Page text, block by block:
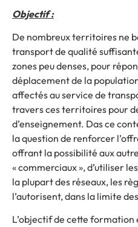
Objectif :
De nombreux territoires ne
transport de qualité
zones peu denses, pour
déplacement de la
affectés au service de
travers ces territoires pour
d’enseignement. Das ce
la question de renforcer
offrant la possibilité aux
« commerciaux », d’utiliser
la plupart des réseaux, les
l’autorisent, dans la limite
L’objectif de cette formation